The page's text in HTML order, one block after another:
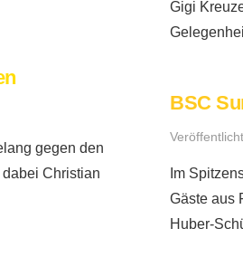
Gigi
gegen den
Christian
BSC
Im
Gäste aus
Huber-